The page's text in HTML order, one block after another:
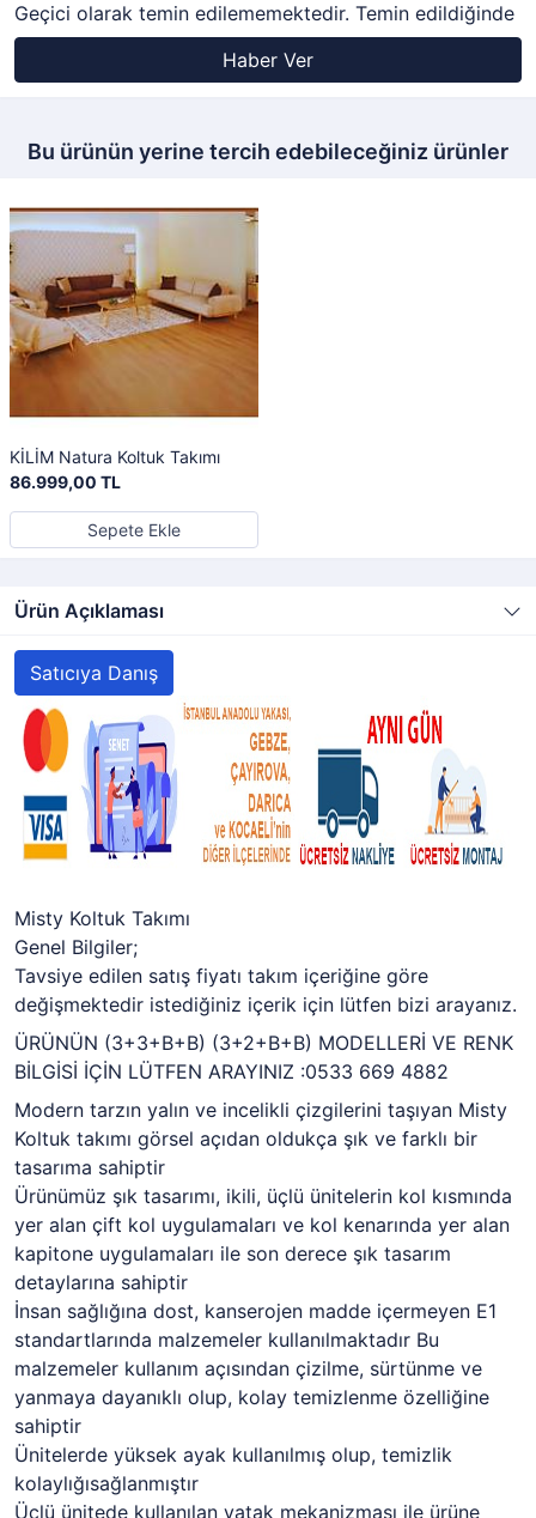
Geçici olarak temin edilememektedir. Temin edildiğinde
Haber Ver
Bu ürünün yerine tercih edebileceğiniz ürünler
KİLİM Natura Koltuk Takımı
86.999,00 TL
Sepete Ekle
Ürün Açıklaması
Satıcıya Danış
Misty Koltuk Takımı
Genel Bilgiler;
Tavsiye edilen satış fiyatı takım içeriğine göre
değişmektedir istediğiniz içerik için lütfen bizi arayanız.
ÜRÜNÜN (3+3+B+B) (3+2+B+B) MODELLERİ VE RENK
BİLGİSİ İÇİN LÜTFEN ARAYINIZ :0533 669 4882
Modern tarzın yalın ve incelikli çizgilerini taşıyan Misty
Koltuk takımı görsel açıdan oldukça şık ve farklı bir
tasarıma sahiptir
Ürünümüz şık tasarımı, ikili, üçlü ünitelerin kol kısmında
yer alan çift kol uygulamaları ve kol kenarında yer alan
kapitone uygulamaları ile son derece şık tasarım
detaylarına sahiptir
İnsan sağlığına dost, kanserojen madde içermeyen E1
standartlarında malzemeler kullanılmaktadır Bu
malzemeler kullanım açısından çizilme, sürtünme ve
yanmaya dayanıklı olup, kolay temizlenme özelliğine
sahiptir
Ünitelerde yüksek ayak kullanılmış olup, temizlik
kolaylığısağlanmıştır
Üçlü ünitede kullanılan yatak mekanizması ile ürüne